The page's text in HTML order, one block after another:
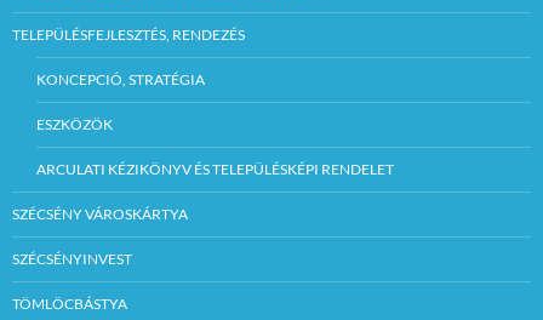
TELEPÜLÉSFEJLESZTÉS, RENDEZÉS
KONCEPCIÓ, STRATÉGIA
ESZKÖZÖK
ARCULATI KÉZIKÖNYV ÉS TELEPÜLÉSKÉPI RENDELET
SZÉCSÉNY VÁROSKÁRTYA
SZÉCSÉNYINVEST
TÖMLÖCBÁSTYA